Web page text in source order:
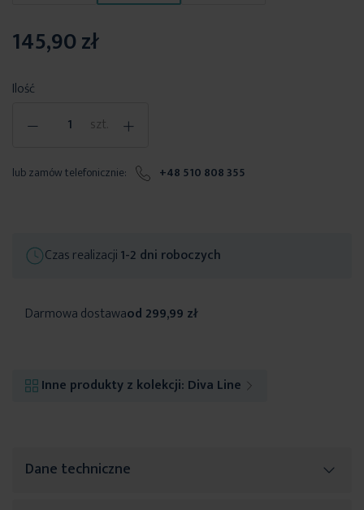
Ilość
- szt. +
145,90 zł
lub zamów telefonicznie: +48 510 808 355
Czas realizacji1-2 dni roboczych
Darmowa dostawaod 299,99 zł
Inne produkty z kolekcji: Diva Line
Dane techniczne